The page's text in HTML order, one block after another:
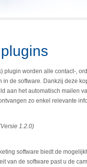
plugin worden alle contact-,
de software. Dankzij deze
aan het automatisch mailen
zo enkel relevante
1.2.0)
software biedt de
van de software past u de